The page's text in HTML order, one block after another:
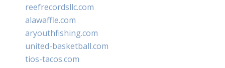
reefrecordsllc.com
alawaffle.com
aryouthfishing.com
united-basketball.com
tios-tacos.com